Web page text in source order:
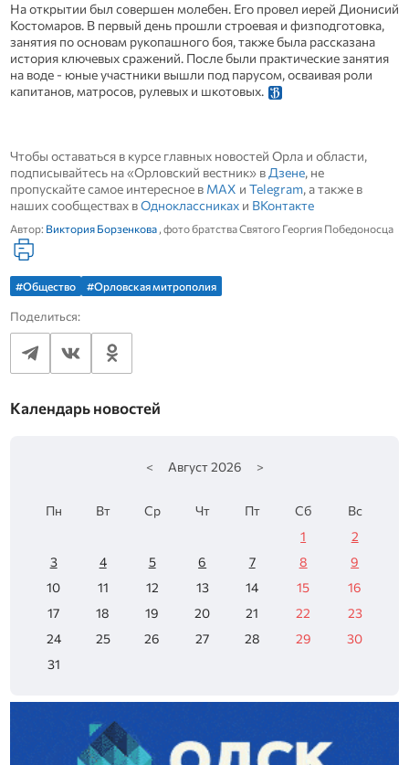
На открытии был совершен молебен. Его провел иерей Дионисий
Костомаров. В первый день прошли строевая и физподготовка,
занятия по основам рукопашного боя, также была рассказана
история ключевых сражений. После были практические занятия
на воде - юные участники вышли под парусом, осваивая роли
капитанов, матросов, рулевых и шкотовых.
Чтобы оставаться в курсе главных новостей Орла и области,
подписывайтесь на «Орловский вестник» в Дзене, не
пропускайте самое интересное в MAX и Telegram, а также в
наших сообществах вОдноклассникахи ВКонтакте
Автор: Виктория Борзенкова, фото братства Святого Георгия Победоносца
#Общество #Орловская митрополия
Поделиться:
Календарь новостей
< Август 2026 >
Пн Вт Ср Чт Пт Сб
Вс
1
2
3
4 5 6 7 8
9
10
11 12 13 14 15
16
17
18 19 20 21 22
23
24
25 26 27 28 29
30
31